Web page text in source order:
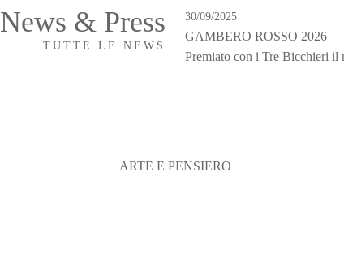
News & Press
TUTTE LE NEWS
30/09/2025
GAMBERO ROSSO 2026
Premiato con i Tre Bicchieri il
ARTE E PENSIERO